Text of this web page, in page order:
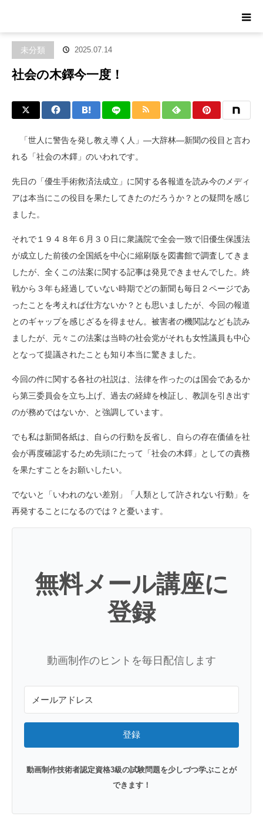
未分類 2025.07.14
社会の木鐸今一度！
「世人に警告を発し教え導く人」―大辞林―新聞の役目と言わ
れる「社会の木鐸」のいわれです。
先日の「優生手術救済法成立」 に関する各報道を読み今のメディ
アは本当にこの役目を果たしてき たのだろうか？との疑問を感じ
ました。
それで１９４８年６月３０日に衆議院で全会一致で旧優生保護法
が成立した前後の全国紙を中心に縮刷版を図書館で調査してきま
したが、全くこの法案に関する記事は発見できませんでした。 終
戦から３年も経過していない時期でどの新聞も毎日２ページであ
ったことを考えれば仕方ないか？とも思いましたが、 今回の報道
とのギャップを感じざるを得ません。 被害者の機関誌なども読み
ましたが、 元々この法案は当時の社会党がそれも女性議員も中心
となって提議されたことも知り本当に驚きました。
今回の件に関する各社の社説は、 法律を作ったのは国会であるか
ら第三委員会を立ち上げ、 過去の経緯を検証し、教訓を引き出す
のが務めではないか、
と強調しています。
でも私は新聞各紙は、自らの行動を反省し、
自らの存在価値を社
会が再度確認するため先頭にたって「社会の木鐸」としての責務
を果たすことをお願いしたい。
でないと「いわれのない差別」「人類として許されない行動」 を
再発することになるのでは？と憂います。
無料メール講座に
登録
動画制作のヒントを毎日配信します
登録
動画制作技術者認定資格3級の試験問題を少しづつ学ぶことが
できます！